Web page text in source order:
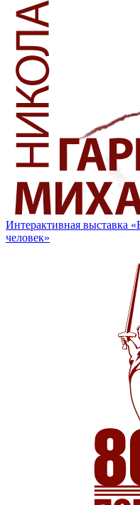
Интерактивная выставка
человек»